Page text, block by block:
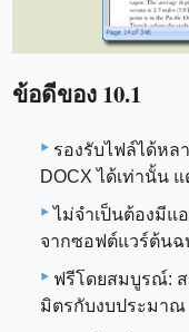
ข้อดีของ 10.1
รองรับไฟล์ได้หล
DOCX ได้เท่านั้น
ไม่จำเป็นต้องมีแ
จากซอฟต์แวร์ต้นฉ
ฟรีโดยสมบูรณ์: ส
มิตรกับงบประมาณ